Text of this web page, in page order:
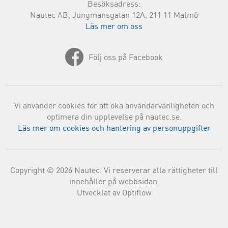
Besöksadress:
Nautec AB, Jungmansgatan 12A, 211 11 Malmö
Läs mer om oss
Följ oss på Facebook
Vi använder cookies för att öka användarvänligheten och
optimera din upplevelse på nautec.se.
Läs mer om cookies och hantering av personuppgifter
Copyright © 2026 Nautec. Vi reserverar alla rättigheter till
innehåller på webbsidan.
Utvecklat av Optiflow